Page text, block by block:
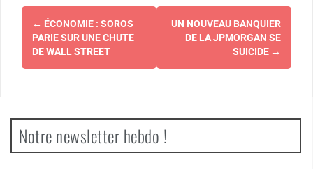
Navigation
d'article
← ÉCONOMIE : SOROS
PARIE SUR UNE CHUTE
DE WALL STREET
UN NOUVEAU BANQUIER
DE LA JPMORGAN SE
SUICIDE →
Notre newsletter hebdo !